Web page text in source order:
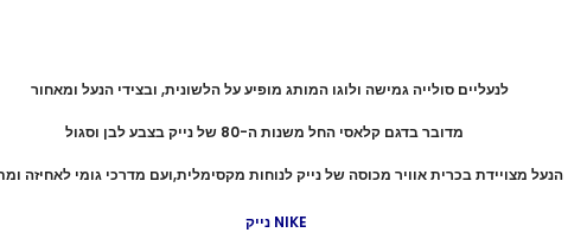
לנעליים סולייה גמישה ולוגו המותג מופיע על הלשונית, ובצידי הנעל ומאחור
.הנעל מצויידת בכרית אוויר מכוסה של נייק לנוחות מקסימלית,ועם מדרכי גומי לאחיזה
נייק NIKE